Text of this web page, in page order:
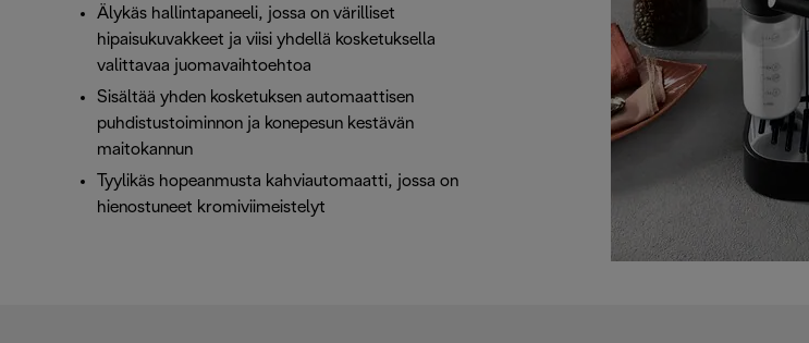
Älykäs hallintapaneeli, jossa on värilliset
hipaisukuvakkeet ja viisi yhdellä kosketuksella
valittavaa juomavaihtoehtoa
Sisältää yhden kosketuksen automaattisen
puhdistustoiminnon ja konepesun kestävän
maitokannun
Tyylikäs hopeanmusta kahviautomaatti, jossa on
hienostuneet kromiviimeistelyt